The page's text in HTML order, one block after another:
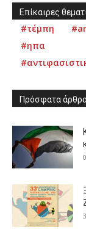
Επίκαιρες
#τέμπη
#ηπα
Πρόσφατα